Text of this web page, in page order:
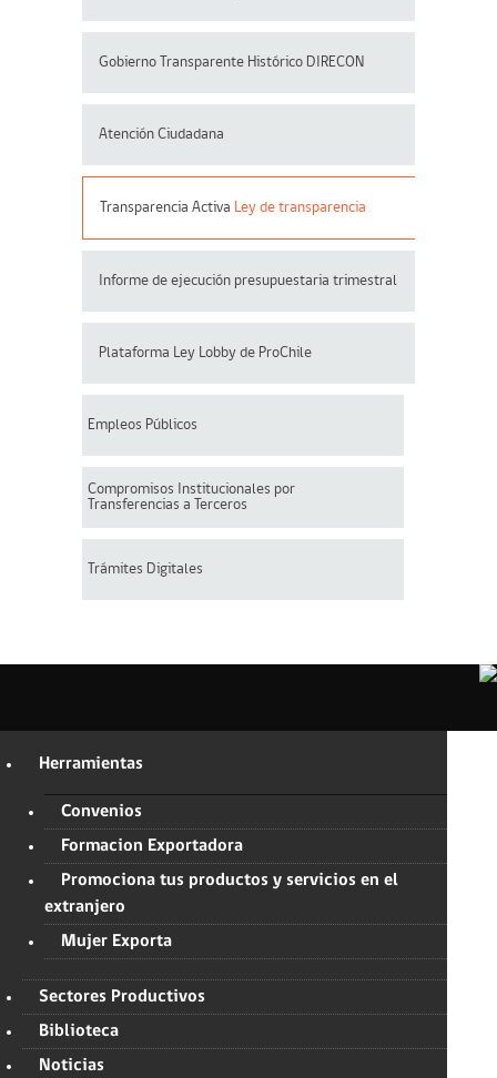
Gobierno Transparente Histórico DIRECON
Atención Ciudadana
Transparencia Activa Ley de transparencia
Informe de ejecución presupuestaria trimestral
Plataforma Ley Lobby de ProChile
Empleos Públicos
Compromisos Institucionales por
Transferencias a Terceros
Trámites Digitales
Herramientas
Convenios
Formacion Exportadora
Promociona tus productos y servicios en el
extranjero
Mujer Exporta
Sectores Productivos
Biblioteca
Noticias